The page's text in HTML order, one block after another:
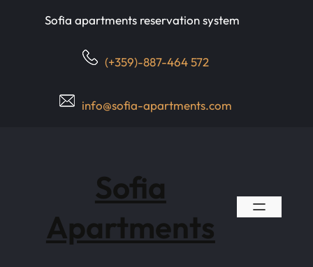
Sofia apartments reservation system
(+359)-887-464 572
info@sofia-apartments.com
Sofia
Apartments